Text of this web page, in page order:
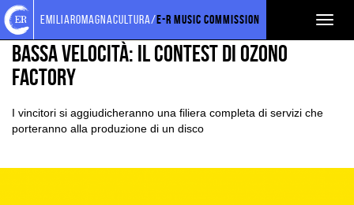
Torna
alla
home
page
Cerca
nel
sito
Salta
ai
contenuti
Salta
al
menu
principale
emiliaromagnacultura/E-R Music Commission
EVENTI E NEWS NEWS
BASSA VELOCITÀ: IL CONTEST DI OZONO
FACTORY
I vincitori si aggiudicheranno una filiera completa di servizi che
porteranno alla produzione di un disco